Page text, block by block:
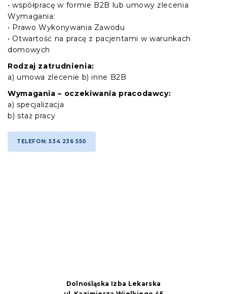
• współpracę w formie B2B lub umowy zlecenia
Wymagania:
• Prawo Wykonywania Zawodu
• Otwartość na pracę z pacjentami w warunkach
domowych
Rodzaj zatrudnienia:
a) umowa zlecenie b) inne B2B
Wymagania – oczekiwania pracodawcy:
a) specjalizacja
b) staż pracy
TELEFON: 534 236 550
Dolnośląska Izba Lekarska